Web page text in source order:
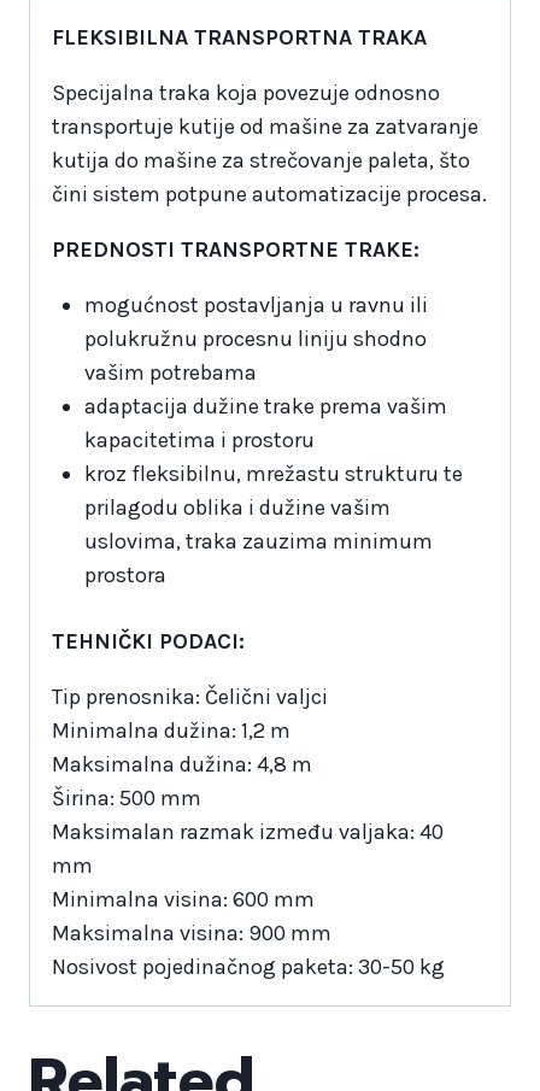
FLEKSIBILNA TRANSPORTNA TRAKA
Specijalna traka koja povezuje odnosno
transportuje kutije od mašine za zatvaranje
kutija do mašine za strečovanje paleta, što
čini sistem potpune automatizacije procesa.
PREDNOSTI TRANSPORTNE TRAKE:
mogućnost postavljanja u ravnu ili
polukružnu procesnu liniju shodno
vašim potrebama
adaptacija dužine trake prema vašim
kapacitetima i prostoru
kroz fleksibilnu, mrežastu strukturu te
prilagodu oblika i dužine vašim
uslovima, traka zauzima minimum
prostora
TEHNIČKI PODACI:
Tip prenosnika: Čelični valjci
Minimalna dužina: 1,2 m
Maksimalna dužina: 4,8 m
Širina: 500 mm
Maksimalan razmak između valjaka: 40
mm
Minimalna visina: 600 mm
Maksimalna visina: 900 mm
Nosivost pojedinačnog paketa: 30-50 kg